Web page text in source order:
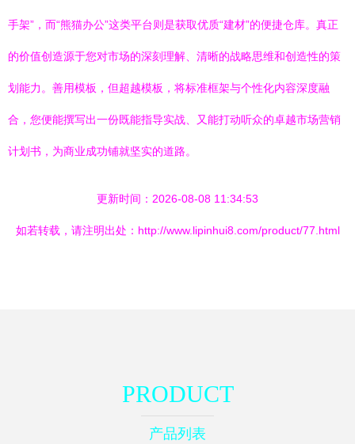
手架”，而“熊猫办公”这类平台则是获取优质“建材”的便捷仓库。真正
的价值创造源于您对市场的深刻理解、清晰的战略思维和创造性的策
划能力。善用模板，但超越模板，将标准框架与个性化内容深度融
合，您便能撰写出一份既能指导实战、又能打动听众的卓越市场营销
计划书，为商业成功铺就坚实的道路。
更新时间：2026-08-08 11:34:53
如若转载，请注明出处：http://www.lipinhui8.com/product/77.html
PRODUCT
产品列表